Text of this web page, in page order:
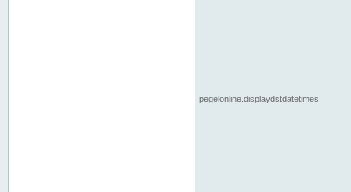
pegelonline.displaydstdatetimes